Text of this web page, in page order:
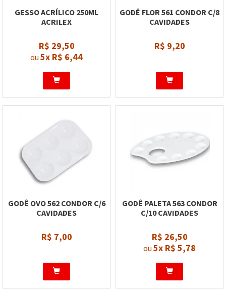
GESSO ACRÍLICO 250ML
ACRILEX
R$ 29,50
ou 5x R$ 6,44
GODÊ FLOR 561 CONDOR C/8
CAVIDADES
R$ 9,20
GODÊ OVO 562 CONDOR C/6
CAVIDADES
R$ 7,00
GODÊ PALETA 563 CONDOR
C/10 CAVIDADES
R$ 26,50
ou 5x R$ 5,78